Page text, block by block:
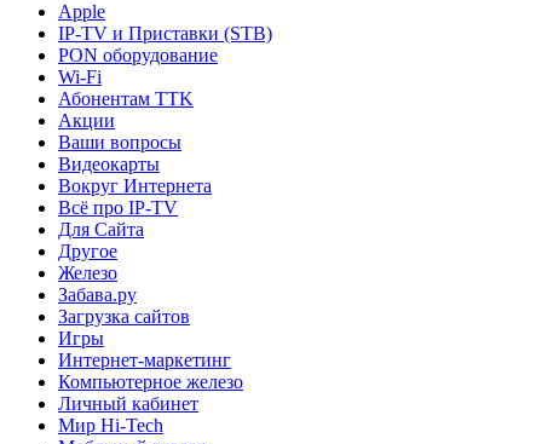
Apple
IP-TV и Приставки (STB)
PON оборудование
Wi-Fi
Абонентам TTK
Акции
Ваши вопросы
Видеокарты
Вокруг Интернета
Всё про IP-TV
Для Сайта
Другое
Железо
Забава.ру
Загрузка сайтов
Игры
Интернет-маркетинг
Компьютерное железо
Личный кабинет
Мир Hi-Tech